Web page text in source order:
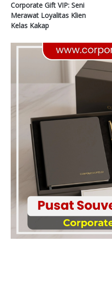
Corporate Gift VIP: Seni
Merawat Loyalitas Klien
Kelas Kakap